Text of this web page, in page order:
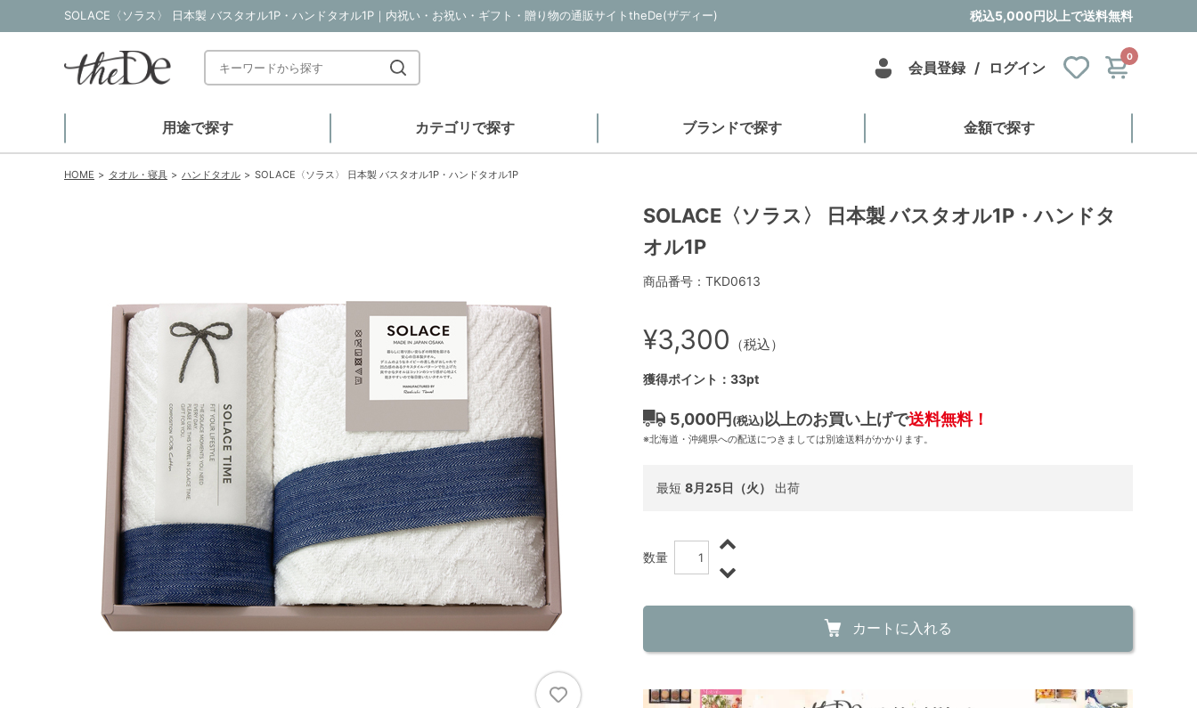
SOLACE〈ソラス〉 日本製 バスタオル1P・ハンドタオル1P｜内祝い・お祝い・ギフト・贈り物の通販サイトtheDe(ザディー) 税込5,000円以上で送料無料
会員登録 / ログイン
0
用途で探す カテゴリで探す ブランドで探す 金額で探す
HOME タオル・寝具 ハンドタオル SOLACE〈ソラス〉 日本製 バスタオル1P・ハンドタオル1P
SOLACE〈ソラス〉 日本製 バスタオル1P・ハンドタ
オル1P
商品番号：TKD0613
¥3,300 （税込）
獲得ポイント：33pt
5,000円 (税込) 以上のお買い上げで送料無料！
※北海道・沖縄県への配送につきましては別途送料がかかります。
最短 8月25日（火） 出荷
数量
カートに入れる